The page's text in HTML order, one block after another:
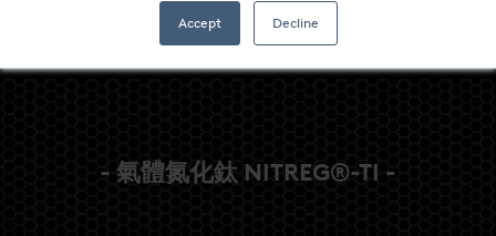
Accept Decline
- 氣體氮化鈦 NITREG®-TI -